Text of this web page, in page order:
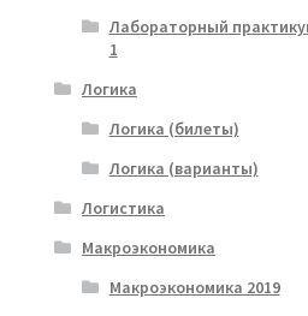
Лабораторный
1
Логика
Логика (билеты)
Логика (варианты)
Логистика
Макроэкономика
Макроэкономика 2019